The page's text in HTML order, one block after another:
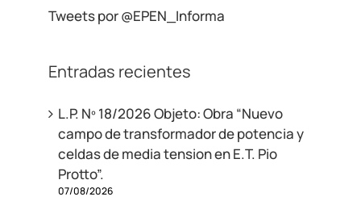
Tweets por @EPEN_Informa
Entradas recientes
L.P. Nº 18/2026 Objeto: Obra “Nuevo
campo de transformador de potencia y
celdas de media tension en E.T. Pio
Protto”.
07/08/2026